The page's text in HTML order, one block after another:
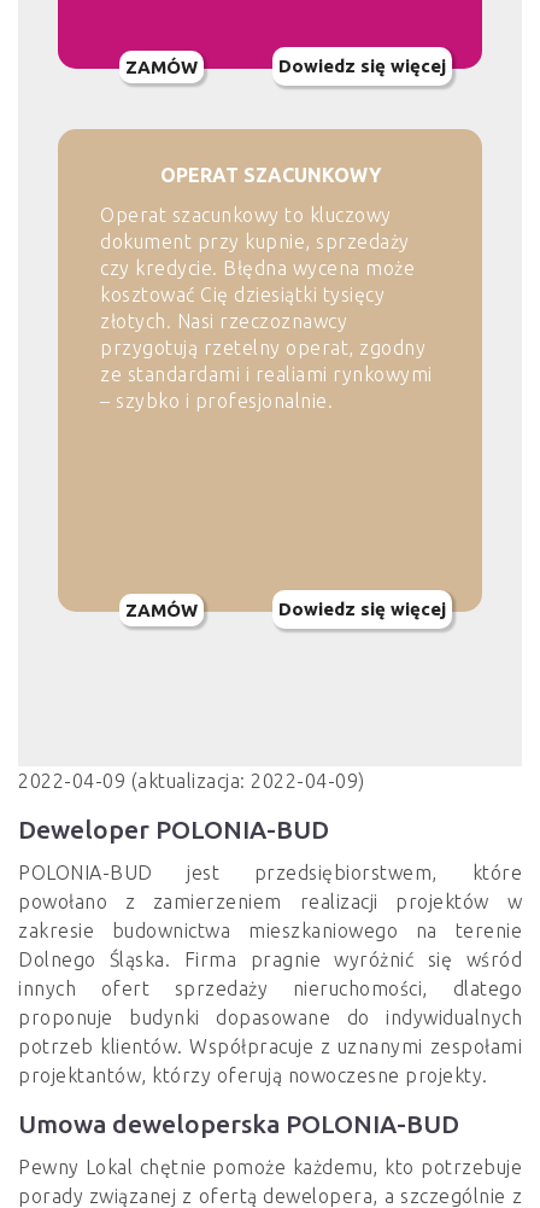
ZAMÓW Dowiedz się więcej
OPERAT SZACUNKOWY
Operat szacunkowy to kluczowy
dokument przy kupnie, sprzedaży
czy kredycie. Błędna wycena może
kosztować Cię dziesiątki tysięcy
złotych. Nasi rzeczoznawcy
przygotują rzetelny operat, zgodny
ze standardami i realiami rynkowymi
– szybko i profesjonalnie.
ZAMÓW Dowiedz się więcej
2022-04-09 (aktualizacja: 2022-04-09)
Deweloper POLONIA-BUD
POLONIA-BUD jest przedsiębiorstwem, które
powołano z zamierzeniem realizacji projektów w
zakresie budownictwa mieszkaniowego na terenie
Dolnego Śląska. Firma pragnie wyróżnić się wśród
innych ofert sprzedaży nieruchomości, dlatego
proponuje budynki dopasowane do indywidualnych
potrzeb klientów. Współpracuje z uznanymi zespołami
projektantów, którzy oferują nowoczesne projekty.
Umowa deweloperska POLONIA-BUD
Pewny Lokal chętnie pomoże każdemu, kto potrzebuje
porady związanej z ofertą dewelopera, a szczególnie z